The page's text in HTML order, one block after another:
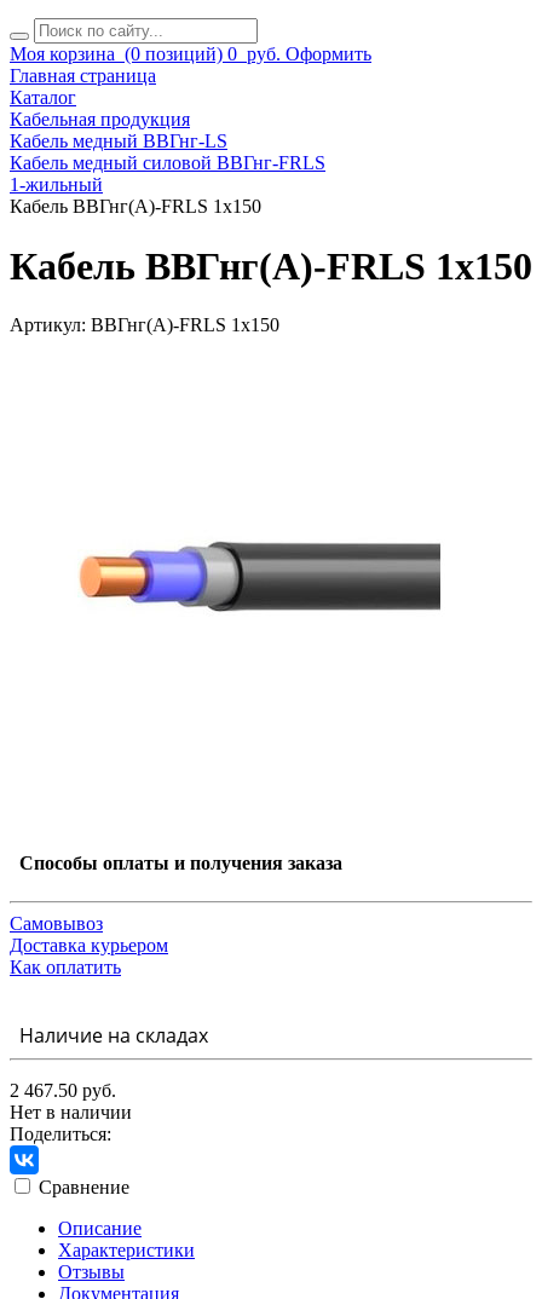
Моя корзина (0 позиций) 0 руб. Оформить
Главная страница
Каталог
Кабельная продукция
Кабель медный ВВГнг-LS
Кабель медный силовой ВВГнг-FRLS
1-жильный
Кабель ВВГнг(А)-FRLS 1х150
Кабель ВВГнг(А)-FRLS 1х150
Артикул: ВВГнг(А)-FRLS 1х150
Способы оплаты и получения заказа
Самовывоз
Доставка курьером
Как оплатить
Наличие на складах
2 467.50 руб.
Нет в наличии
Поделиться:
Сравнение
Описание
Характеристики
Отзывы
Документация